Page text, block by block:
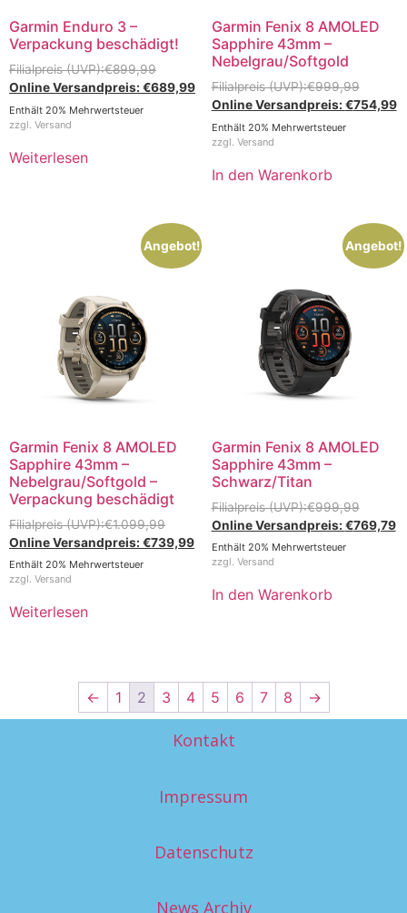
Garmin Enduro 3 –
Verpackung beschädigt!
€899,99
€689,99
Enthält 20% Mehrwertsteuer
zzgl. Versand
Weiterlesen
Garmin Fenix 8 AMOLED
Sapphire 43mm –
Nebelgrau/Softgold
€999,99
€754,99
Enthält 20% Mehrwertsteuer
zzgl. Versand
In den Warenkorb
Angebot!
Garmin Fenix 8 AMOLED
Sapphire 43mm –
Nebelgrau/Softgold –
Verpackung beschädigt
€1.099,99
€739,99
Enthält 20% Mehrwertsteuer
zzgl. Versand
Weiterlesen
Angebot!
Garmin Fenix 8 AMOLED
Sapphire 43mm –
Schwarz/Titan
€999,99
€769,79
Enthält 20% Mehrwertsteuer
zzgl. Versand
In den Warenkorb
← 1 2 3 4 5 6 7 8 →
Kontakt
Impressum
Datenschutz
News Archiv